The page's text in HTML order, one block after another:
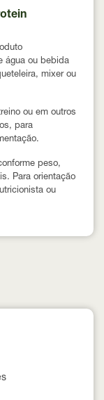
água ou bebida
mixer ou
ou em outros
para
peso,
Para orientação
ou